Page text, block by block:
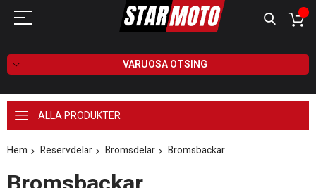
VARUOSA OTSING
ALLA PRODUKTER
Hem Reservdelar Bromsdelar Bromsbackar